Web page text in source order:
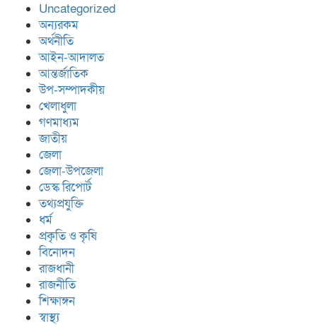
Uncategorized
অন্যরকম
অর্থনীতি
আইন-আদালত
আন্তর্জাতিক
উপ-সম্পাদকীয়
খেলাধুলা
গণমাধ্যম
জাতীয়
জেলা
জেলা-উপজেলা
ডেস্ক রিপোর্ট
তথ্যপ্রযুক্তি
ধর্ম
প্রকৃতি ও কৃষি
বিনোদন
রাজধানী
রাজনীতি
শিক্ষাঙ্গন
স্বাস্থ্য